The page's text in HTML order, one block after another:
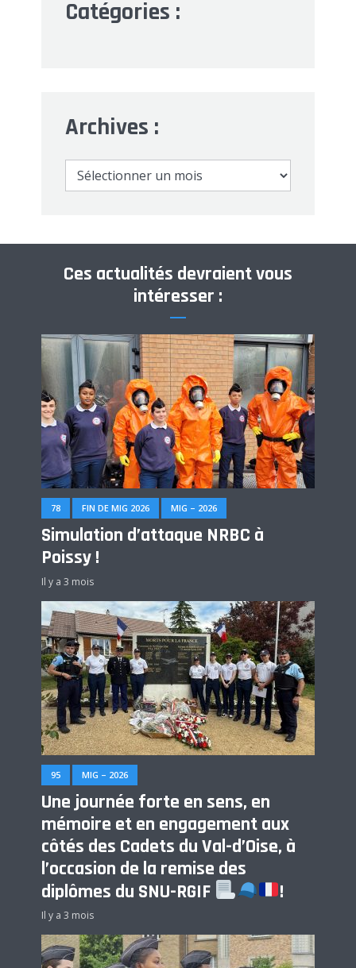
Catégories :
Archives :
Archives
Ces actualités devraient vous
intéresser :
78 FIN DE MIG 2026 MIG – 2026
Simulation d’attaque NRBC à
Poissy !
Il y a 3 mois
95 MIG – 2026
Une journée forte en sens, en
mémoire et en engagement aux
côtés des Cadets du Val-d’Oise, à
l’occasion de la remise des
diplômes du SNU-RGIF
!
Il y a 3 mois